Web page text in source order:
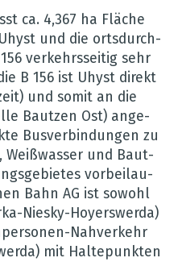
ca. 4,367 ha Flä­che
und die orts­durch­
ver­kehrs­sei­tig sehr
B 156 ist Uhyst direkt
und somit an die
Baut­zen Ost) ange­
Bus­ver­bin­dun­gen zu
Weiß­was­ser und Baut­
vor­bei­lau­
Bahn AG ist sowohl
Niesky-Hoyers­werda)
Nah­ver­kehr
mit Hal­te­punk­ten